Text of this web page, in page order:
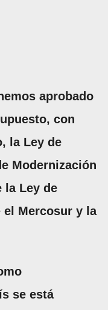
aprobado
con
la Ley de
Modernización
la Ley de
el Mercosur y la
se está